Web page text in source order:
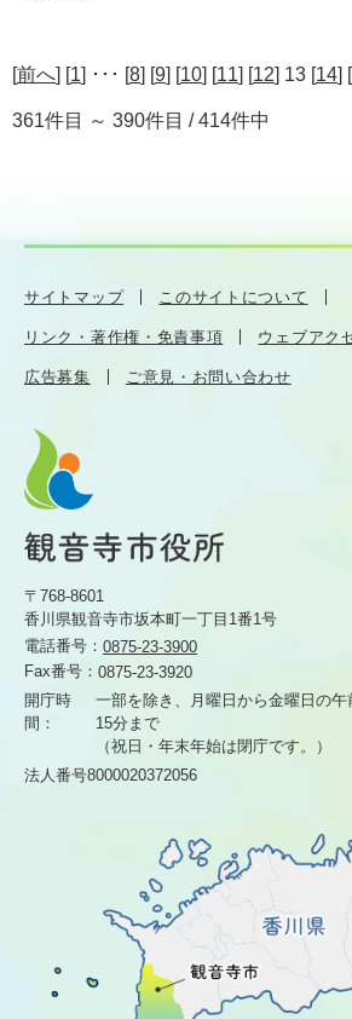
[前へ] [1] ･･･ [8] [9] [10] [11] [12] 13 [14] [
361件目 ～ 390件目 / 414件中
サイトマップ このサイトについて
リンク・著作権・免責事項 ウェブアク
広告募集 ご意見・お問い合わせ
〒768-8601
香川県観音寺市坂本町一丁目1番1号
電話番号： 0875-23-3900
Fax番号： 0875-23-3920
開庁時
間：
一部を除き、月曜日から金曜日の午
15分まで
（祝日・年末年始は閉庁です。）
法人番号8000020372056